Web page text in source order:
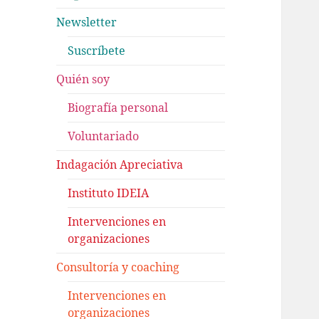
Newsletter
Suscríbete
Quién soy
Biografía personal
Voluntariado
Indagación Apreciativa
Instituto IDEIA
Intervenciones en
organizaciones
Consultoría y coaching
Intervenciones en
organizaciones